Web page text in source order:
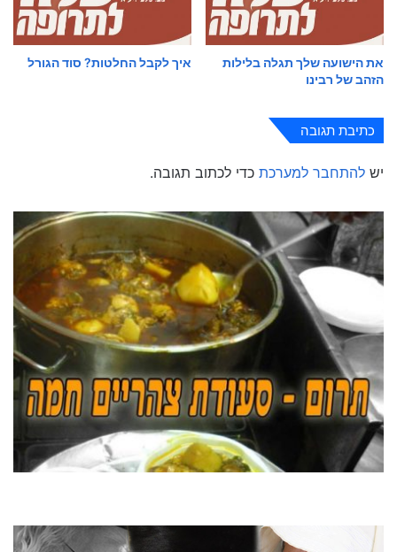
את הישועה שלך תגלה בלילות
הזהב של רבינו
איך לקבל החלטות? סוד הגורל
כתיבת תגובה
יש להתחבר למערכת כדי לכתוב תגובה.